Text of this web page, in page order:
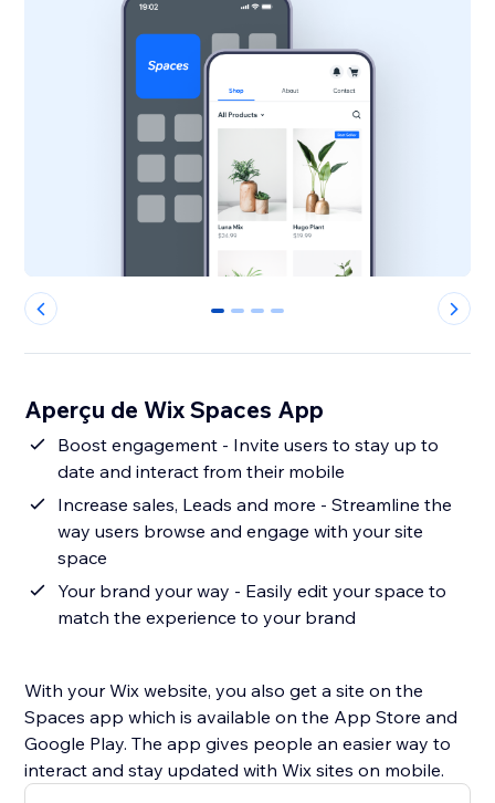
0 1 2 3
Aperçu de Wix Spaces App
Boost engagement - Invite users to stay up to
date and interact from their mobile
Increase sales, Leads and more - Streamline the
way users browse and engage with your site
space
Your brand your way - Easily edit your space to
match the experience to your brand
With your Wix website, you also get a site on the
Spaces app which is available on the App Store and
Google Play. The app gives people an easier way to
interact and stay updated with Wix sites on mobile.